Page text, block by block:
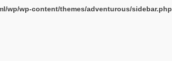
wp/wp-content/themes/adventurous/sidebar.php